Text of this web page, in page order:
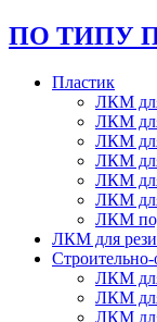
ПО ТИПУ
Пластик
ЛКМ
ЛКМ
ЛКМ
ЛКМ
ЛКМ
ЛКМ
ЛКМ
ЛКМ для
ЛКМ
ЛКМ
ЛКМ